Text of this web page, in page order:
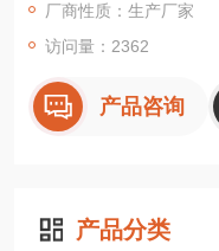
厂商性质：生产厂家
访问量：2362
产品咨询
产品分类